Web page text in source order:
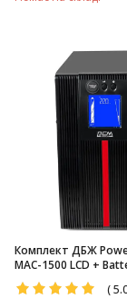
Комплект ДБЖ
MAC-1500 LCD +
(